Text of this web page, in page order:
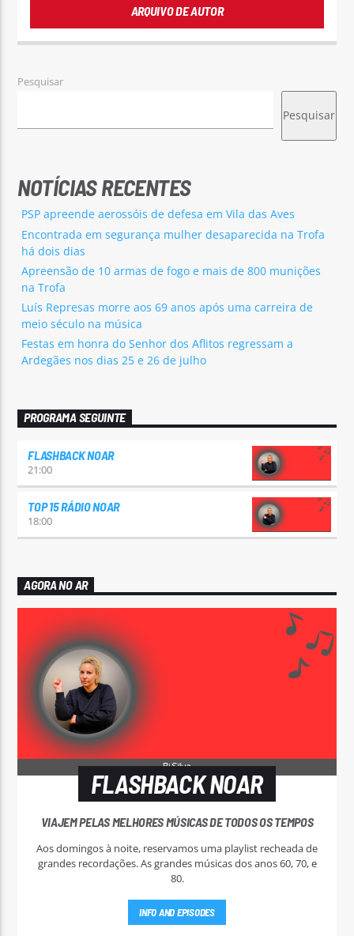
ARQUIVO DE AUTOR
Pesquisar
Pesquisar
NOTÍCIAS RECENTES
PSP apreende aerossóis de defesa em Vila das Aves
Encontrada em segurança mulher desaparecida na Trofa
há dois dias
Apreensão de 10 armas de fogo e mais de 800 munições
na Trofa
Luís Represas morre aos 69 anos após uma carreira de
meio século na música
Festas em honra do Senhor dos Aflitos regressam a
Ardegães nos dias 25 e 26 de julho
PROGRAMA SEGUINTE
FLASHBACK NOAR
21:00
TOP 15 RÁDIO NOAR
18:00
AGORA NO AR
FLASHBACK NOAR
VIAJEM PELAS MELHORES MÚSICAS DE TODOS OS TEMPOS
Aos domingos à noite, reservamos uma playlist recheada de
grandes recordações. As grandes músicas dos anos 60, 70, e
80.
INFO AND EPISODES